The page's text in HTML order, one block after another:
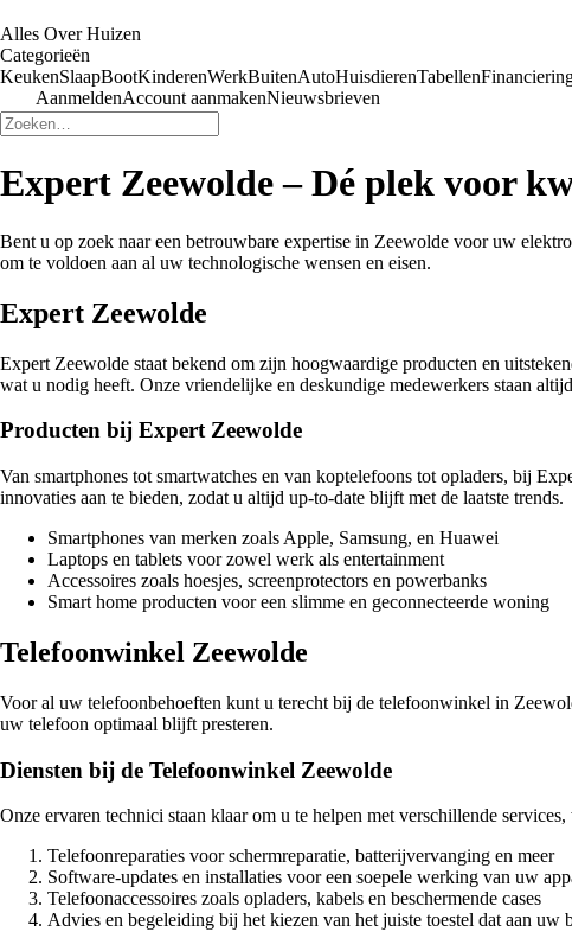
Alles Over Huizen
Categorieën
KeukenSlaapBootKinderenWerkBuitenAutoHuisdierenTabellen
AanmeldenAccount aanmakenNieuwsbrieven
Expert Zeewolde – Dé plek voor
Bent u op zoek naar een betrouwbare expertise in Zeewolde voor uw
om te voldoen aan al uw technologische wensen en eisen.
Expert Zeewolde
Expert Zeewolde staat bekend om zijn hoogwaardige producten en
wat u nodig heeft. Onze vriendelijke en deskundige medewerkers staan
Producten bij Expert Zeewolde
Van smartphones tot smartwatches en van koptelefoons tot opladers, bij
innovaties aan te bieden, zodat u altijd up-to-date blijft met de laatste trends.
Smartphones van merken zoals Apple, Samsung, en Huawei
Laptops en tablets voor zowel werk als entertainment
Accessoires zoals hoesjes, screenprotectors en powerbanks
Smart home producten voor een slimme en geconnecteerde woning
Telefoonwinkel Zeewolde
Voor al uw telefoonbehoeften kunt u terecht bij de telefoonwinkel in
uw telefoon optimaal blijft presteren.
Diensten bij de Telefoonwinkel Zeewolde
Onze ervaren technici staan klaar om u te helpen met verschillende services,
Telefoonreparaties voor schermreparatie, batterijvervanging en meer
Software-updates en installaties voor een soepele werking van uw
Telefoonaccessoires zoals opladers, kabels en beschermende cases
Advies en begeleiding bij het kiezen van het juiste toestel dat aan uw